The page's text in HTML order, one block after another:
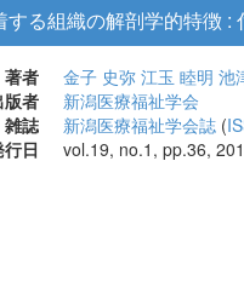
る組織の解剖学的特徴 :
著者 金子 史弥 江玉 睦明 池
版者
新潟医療福祉学会
雑誌
新潟医療福祉学会誌 (
日
vol.19, no.1, pp.36,